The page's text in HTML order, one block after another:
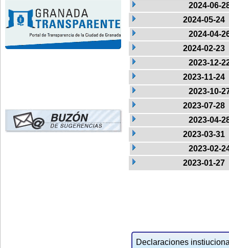
2024-06-
2024-05-24
2024-04-
2024-02-23
2023-12-
2023-11-24
2023-10-
2023-07-28
2023-04-
2023-03-31
2023-02-
2023-01-27
Declaraciones